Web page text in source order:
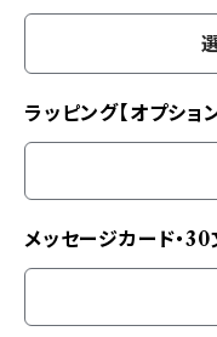
ラッピング【オプシ
メッセージカード・